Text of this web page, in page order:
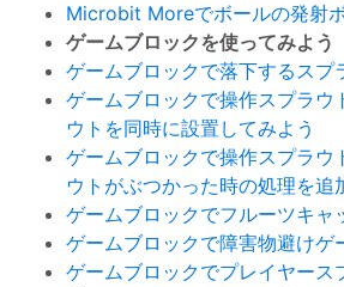
Microbit Moreでボールの発射
ゲームブロックを使ってみよう
ゲームブロックで落下するスプ
ゲームブロックで操作スプラウ
ウトを同時に設置してみよう
ゲームブロックで操作スプラウ
ウトがぶつかった時の処理を追
ゲームブロックでフルーツキャ
ゲームブロックで障害物避けゲ
ゲームブロックでプレイヤース